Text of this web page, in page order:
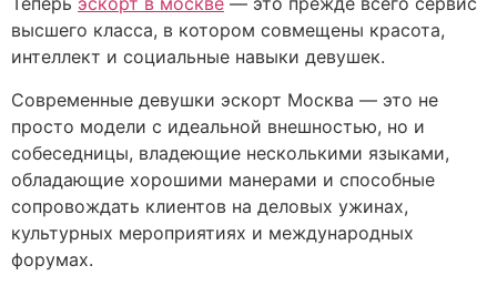
высшего класса, в котором совмещены красота,
интеллект и социальные навыки девушек.
Современные девушки эскорт Москва — это не
просто модели с идеальной внешностью, но и
собеседницы, владеющие несколькими языками,
обладающие хорошими манерами и способные
сопровождать клиентов на деловых ужинах,
культурных мероприятиях и международных
форумах.